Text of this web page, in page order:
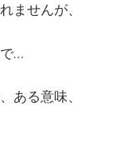
ませんが、
…
ある意味、